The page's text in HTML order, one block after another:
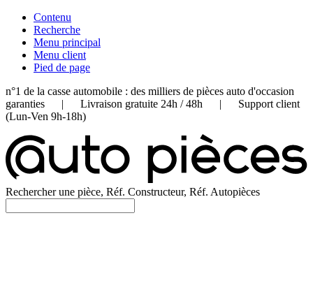
Contenu
Recherche
Menu principal
Menu client
Pied de page
n°1 de la casse automobile : des milliers de pièces auto d'occasion
garanties | Livraison gratuite 24h / 48h | Support client
(Lun-Ven 9h-18h)
Rechercher une pièce, Réf. Constructeur, Réf. Autopièces